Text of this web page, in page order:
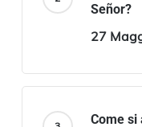
Señor?
27
Come si